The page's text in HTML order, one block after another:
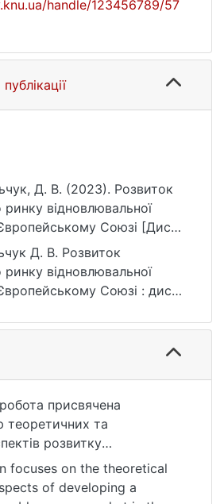
handle/123456789/57
Д. В. (2023). Розвиток
ринку відновлювальної
Союзі [Дис.
національний
Тараса Шевченка].
handle/123456789/57
Д. В. Розвиток
ринку відновлювальної
Союзі : дис.
с. URL:
handle/123456789/57
25.07.2026).
присвячена
теоретичних та
розвитку
відновлювальної
Союзі.
аналіз політики підтримки
focuses on the theoretical
of developing a